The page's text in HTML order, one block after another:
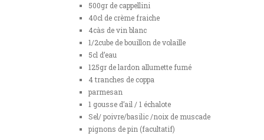
500gr de cappellini
40cl de crème fraiche
4càs de vin blanc
1/2cube de bouillon de volaille
5cl d’eau
125gr de lardon allumette fumé
4 tranches de coppa
parmesan
1 gousse d’ail / 1 échalote
Sel/ poivre/basilic /noix de muscade
pignons de pin (facultatif)